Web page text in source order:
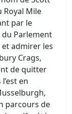
Mile
par le
Parlement
admirer les
Crags,
de quitter
en
parcours de